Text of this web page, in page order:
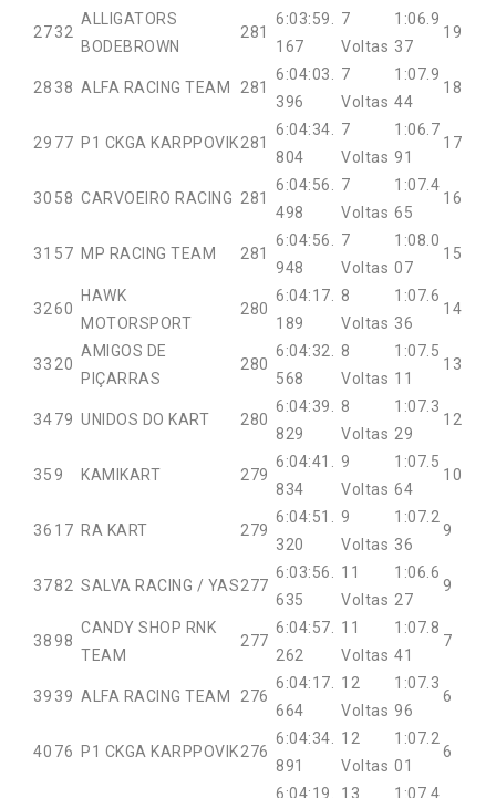
2732
ALLIGATORS
BODEBROWN
281
6:03:59.
167
7
Voltas
1:06.9
37
19
28 38 ALFA RACING TEAM 281
6:04:03.
396
7
Voltas
1:07.9
44
18
29 77 P1 CKGA KARPPOVIK281
6:04:34.
804
7
Voltas
1:06.7
91
17
30 58 CARVOEIRO RACING 281
6:04:56.
498
7
Voltas
1:07.4
65
16
31 57 MP RACING TEAM 281
6:04:56.
948
7
Voltas
1:08.0
07
15
3260
HAWK
MOTORSPORT
280
6:04:17.
189
8
Voltas
1:07.6
36
14
33 20
AMIGOS DE
PIÇARRAS
280
6:04:32.
568
8
Voltas
1:07.5
11
13
3479 UNIDOS DO KART 280
6:04:39.
829
8
Voltas
1:07.3
29
12
359 KAMIKART 279
6:04:41.
834
9
Voltas
1:07.5
64
10
36 17 RA KART 279
6:04:51.
320
9
Voltas
1:07.2
36
9
3782 SALVA RACING / YAS277
6:03:56.
635
11
Voltas
1:06.6
27
9
3898
CANDY SHOP RNK
TEAM
277
6:04:57.
262
11
Voltas
1:07.8
41
7
39 39 ALFA RACING TEAM 276
6:04:17.
664
12
Voltas
1:07.3
96
6
40 76 P1 CKGA KARPPOVIK276
6:04:34.
891
12
Voltas
1:07.2
01
6
6:04:19. 13 1:07.4